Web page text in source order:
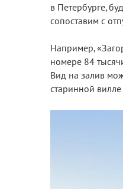
в Петербурге,
сопоставим с
Например,
номере 84
Вид на залив
старинной